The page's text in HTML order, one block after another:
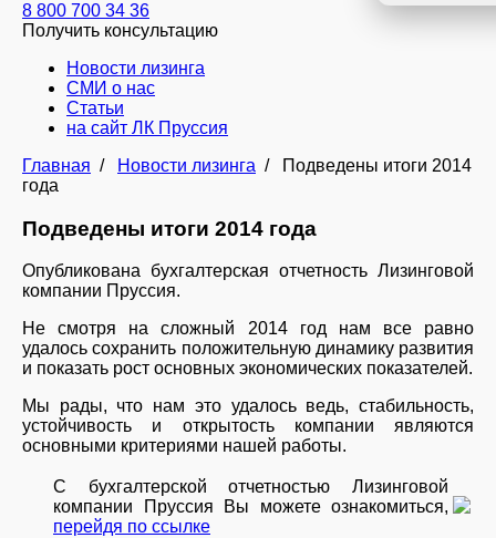
8 800 700 34 36
Получить консультацию
Новости лизинга
СМИ о нас
Статьи
на сайт ЛК Пруссия
Главная / Новости лизинга /
Подведены итоги 2014
года
Подведены итоги 2014 года
Опубликована бухгалтерская отчетность Лизинговой
компании Пруссия.
Не смотря на сложный 2014 год нам все равно
удалось сохранить положительную динамику развития
и показать рост основных экономических показателей.
Мы рады, что нам это удалось ведь, стабильность,
устойчивость и открытость компании являются
основными критериями нашей работы.
С бухгалтерской отчетностью Лизинговой
компании Пруссия Вы можете ознакомиться,
перейдя по ссылке